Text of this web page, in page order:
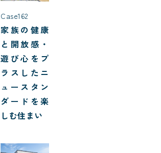
Case162
家族の健康
と開放感・
遊び心をプ
ラスしたニ
ュースタン
ダードを楽
しむ住まい